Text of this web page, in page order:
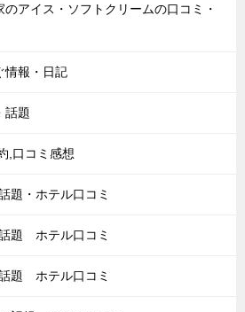
アイス・ソフトクリームの口コミ・
情報・日記
話題
,口コミ感想
題・ホテル口コミ
題 ホテル口コミ
題 ホテル口コミ